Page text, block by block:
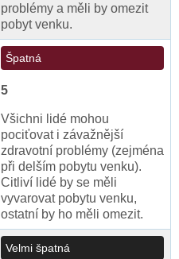
problémy a měli by omezit
pobyt venku.
Špatná
5
Všichni lidé mohou
pociťovat i závažnější
zdravotní problémy (zejména
při delším pobytu venku).
Citliví lidé by se měli
vyvarovat pobytu venku,
ostatní by ho měli omezit.
Velmi špatná